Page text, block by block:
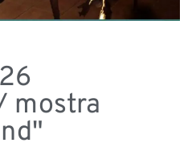
mostra